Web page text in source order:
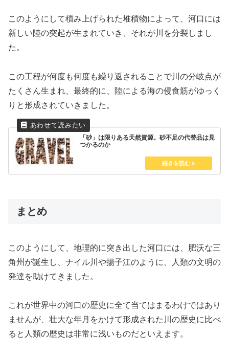
このようにして積み上げられた堆積物によって、河口には
新しい陸の突起が生まれていき、それが川を分裂しまし
た。
この工程が何度も何度も繰り返されることで川の分岐点が
たくさん生まれ、最終的に、陸による海の侵食筋がゆっく
りと形成されていきました。
「砂」は限りある天然資源。砂不足の代替品は見
つかるのか
まとめ
このようにして、地理的に突き出した河口には、肥沃な三
角州が誕生し、ナイル川や揚子江のように、人類の文明の
発達を助けてきました。
これが世界中の河口の歴史に全て当てはまるわけではあり
ませんが、壮大な年月をかけて形成された川の歴史に比べ
ると人類の歴史は非常に浅いものだといえます。